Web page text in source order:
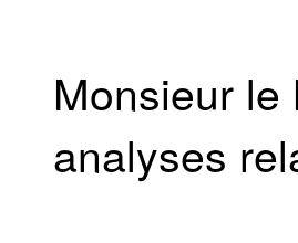
Monsieur
analyses